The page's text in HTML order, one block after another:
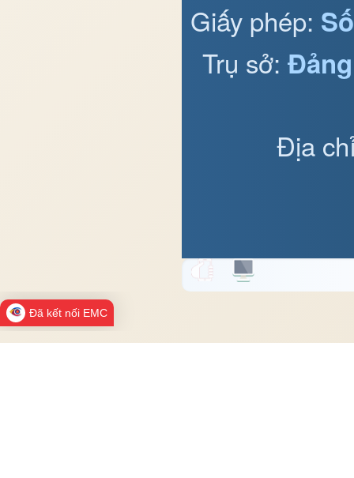
Giấy phép:
Trụ sở:
Địa
Đã kết nối EMC